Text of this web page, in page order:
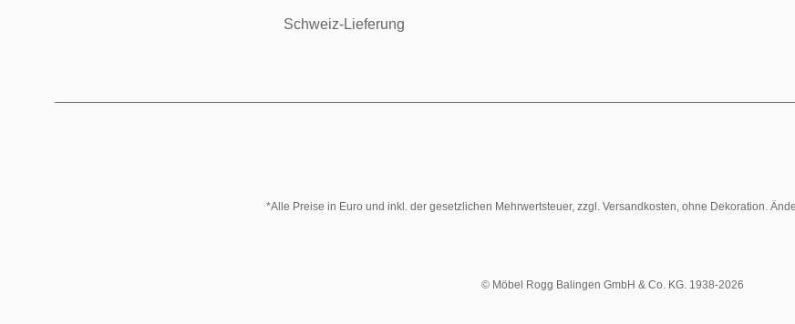
Schweiz-Lieferung
*Alle Preise in Euro und inkl. der gesetzlichen Mehrwertsteuer, zzgl. Versandkosten, ohne Dekoration.
© Möbel Rogg Balingen GmbH & Co. KG. 1938-2026